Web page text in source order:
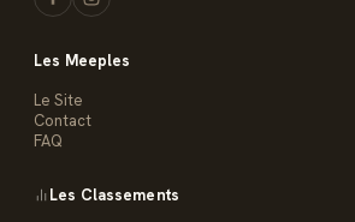
Les Meeples
Le Site
Contact
FAQ
Les Classements